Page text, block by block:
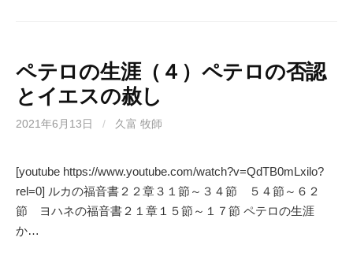
ペテロの生涯（４）ペテロの否認
とイエスの赦し
2021年6月13日 / 久富 牧師
[youtube https://www.youtube.com/watch?v=QdTB0mLxilo?
rel=0] ルカの福音書２２章３１節～３４節 ５４節～６２
節 ヨハネの福音書２１章１５節～１７節 ペテロの生涯
か…